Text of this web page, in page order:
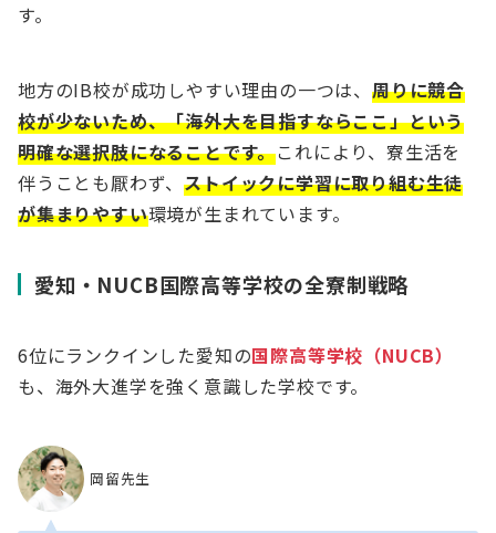
す。
地方のIB校が成功しやすい理由の一つは、 周りに競合
校が少ないため、「海外大を目指すならここ」という
明確な選択肢になることです。これにより、寮生活を
伴うことも厭わず、ストイックに学習に取り組む生徒
が集まりやすい環境が生まれています。
愛知・NUCB国際高等学校の全寮制戦略
6位にランクインした愛知の国際高等学校（NUCB）
も、海外大進学を強く意識した学校です。
岡留先生